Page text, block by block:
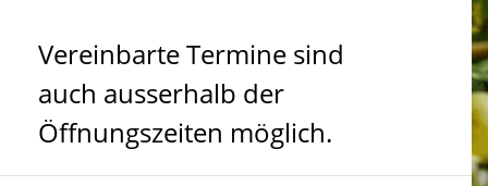
Vereinbarte Termine sind
auch ausserhalb der
Öffnungszeiten möglich.